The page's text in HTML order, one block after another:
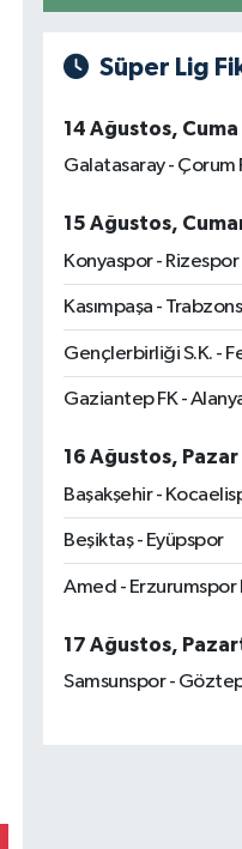
Süper Lig
14 Ağustos, Cuma
Galatasaray - Çorum
15 Ağustos,
Konyaspor - Rizespor
Kasımpaşa -
Gençlerbirliği S.K. -
Gaziantep FK -
16 Ağustos, Pazar
Başakşehir -
Beşiktaş - Eyüpspor
Amed - Erzurumspor
17 Ağustos,
Samsunspor -